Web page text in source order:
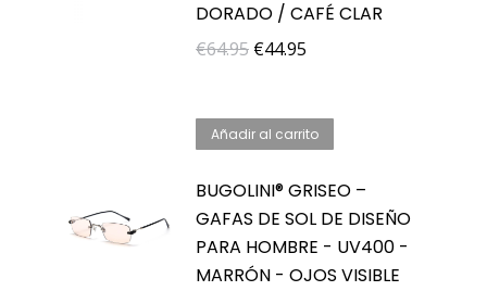
DORADO / CAFÉ CLAR
€64.95 El
era:
€44.95
es:
Añadir al carrito
BUGOLINI® GRISEO –
GAFAS DE SOL DE DISEÑO
PARA HOMBRE - UV400 -
MARRÓN - OJOS VISIBLE